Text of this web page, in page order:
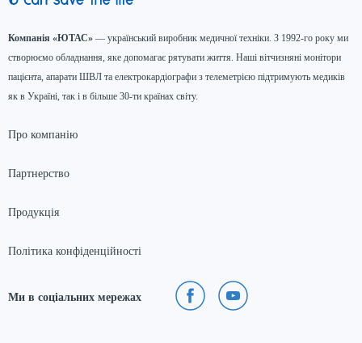
Компанія «ЮТАС» — український виробник медичної техніки. З 1992-го року ми
створюємо обладнання, яке допомагає рятувати життя. Наші вітчизняні монітори
пацієнта, апарати ШВЛ та електрокардіографи з телеметрією підтримують медиків
як в Україні, так і в більше 30-ти країнах світу.
Про компанію
Партнерство
Продукція
Політика конфіденційності
Ми в соціальних мережах